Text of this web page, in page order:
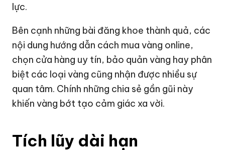
lực.
Bên cạnh những bài đăng khoe thành quả, các
nội dung hướng dẫn cách mua vàng online,
chọn cửa hàng uy tín, bảo quản vàng hay phân
biệt các loại vàng cũng nhận được nhiều sự
quan tâm. Chính những chia sẻ gần gũi này
khiến vàng bớt tạo cảm giác xa vời.
Tích lũy dài hạn